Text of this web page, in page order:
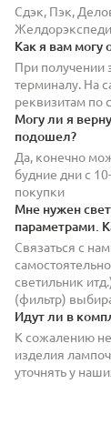
Сдэк, Пэк,
Как я вам могу
При получении
терминалу. На
реквизитам по
Могу ли я
подошел?
Да, конечно
будние дни с
покупки
Мне нужен
параметрами.
Связаться с
светильник
(фильтр)
Идут ли в
К сожалению
изделия
уточнять у